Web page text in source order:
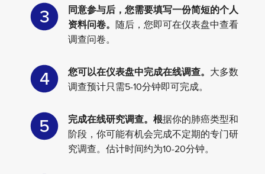
3
同意参与后，您需要填写一份简短的个人
资料问卷。 随后，您即可在仪表盘中查看
调查问卷。
4 您可以在仪表盘中完成在线调查。 大多数
调查预计只需5-10分钟即可完成。
5 完成在线研究调查。根据你的肺癌类型和
阶段，你可能有机会完成不定期的专门研
究调查。估计时间约为10-20分钟。